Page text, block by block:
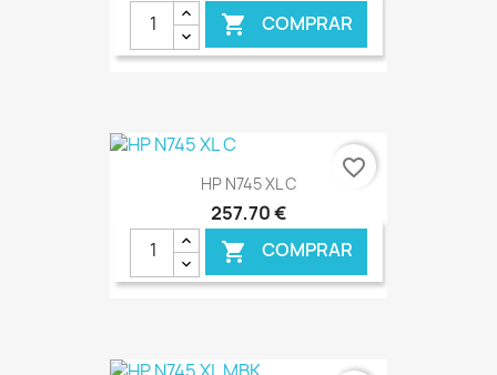
 COMPRAR
€ ONLINE
HP N745 XL C
257,70 €
 COMPRAR
favorite_border